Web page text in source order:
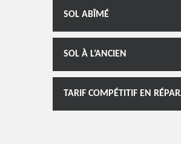
SOL ABÎMÉ
SOL À L’ANCIEN
TARIF COMPÉTITIF EN